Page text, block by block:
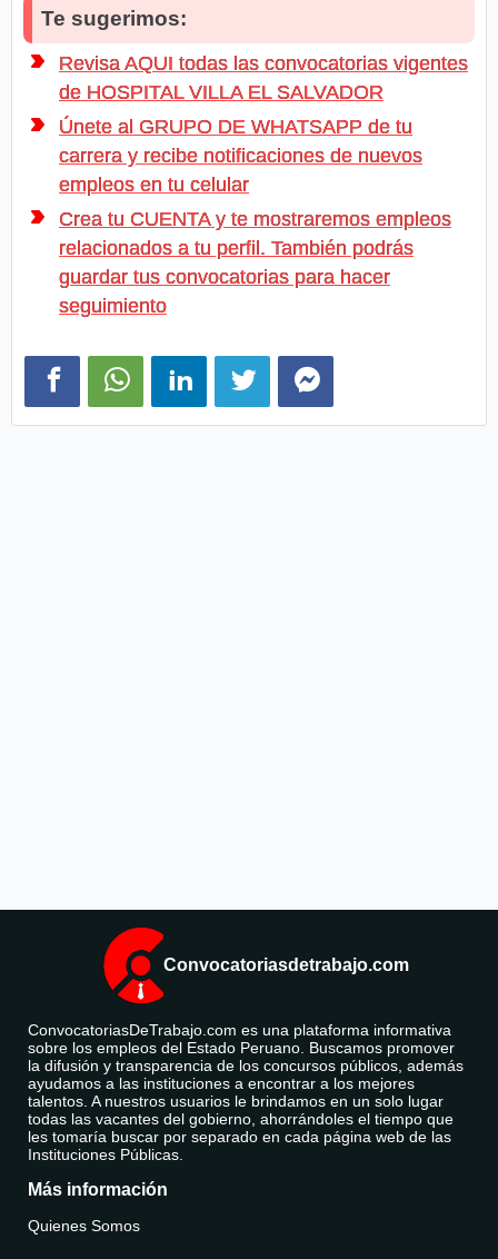
Te sugerimos:
Revisa AQUI todas las convocatorias vigentes
de HOSPITAL VILLA EL SALVADOR
Únete al GRUPO DE WHATSAPP de tu
carrera y recibe notificaciones de nuevos
empleos en tu celular
Crea tu CUENTA y te mostraremos empleos
relacionados a tu perfil. También podrás
guardar tus convocatorias para hacer
seguimiento
Convocatoriasdetrabajo.com
ConvocatoriasDeTrabajo.com es una plataforma informativa
sobre los empleos del Estado Peruano. Buscamos promover
la difusión y transparencia de los concursos públicos, además
ayudamos a las instituciones a encontrar a los mejores
talentos. A nuestros usuarios le brindamos en un solo lugar
todas las vacantes del gobierno, ahorrándoles el tiempo que
les tomaría buscar por separado en cada página web de las
Instituciones Públicas.
Más información
Quienes Somos